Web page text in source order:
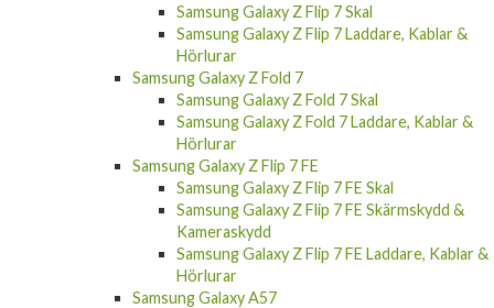
Samsung Galaxy Z Flip 7 Skal
Samsung Galaxy Z Flip 7 Laddare, Kablar &
Hörlurar
Samsung Galaxy Z Fold 7
Samsung Galaxy Z Fold 7 Skal
Samsung Galaxy Z Fold 7 Laddare, Kablar &
Hörlurar
Samsung Galaxy Z Flip 7 FE
Samsung Galaxy Z Flip 7 FE Skal
Samsung Galaxy Z Flip 7 FE Skärmskydd &
Kameraskydd
Samsung Galaxy Z Flip 7 FE Laddare, Kablar &
Hörlurar
Samsung Galaxy A57